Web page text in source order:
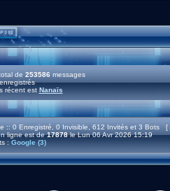
de 253586 messages
récent est Nanaïs
:: 0 Enregistré, 0 Invisible, 612 Invités et 3 Bots [
ligne est de17878le Lun 06 Avr 2026 15:19
: Google (3)